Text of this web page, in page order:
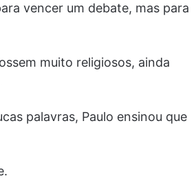
vencer um debate, mas para
muito religiosos, ainda
palavras, Paulo ensinou que